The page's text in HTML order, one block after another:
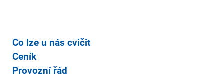
Co lze u nás cvičit
Ceník
Provozní řád